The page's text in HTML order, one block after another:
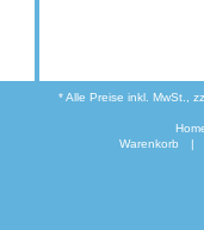
* Alle Preise inkl. MwSt.,
Warenkorb
|